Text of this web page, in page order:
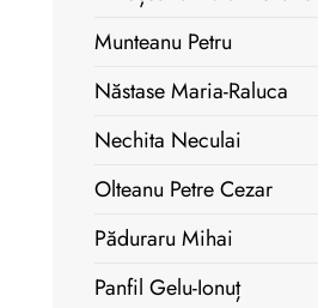
Munteanu Petru
Năstase Maria-Raluca
Nechita Neculai
Olteanu Petre Cezar
Păduraru Mihai
Panfil Gelu-Ionuț